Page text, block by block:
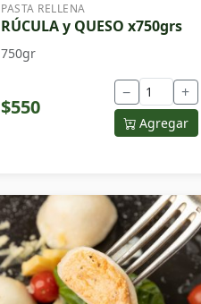
PASTA RELLENA
RÚCULA y QUESO x750grs
750gr
$550
− +
Agregar